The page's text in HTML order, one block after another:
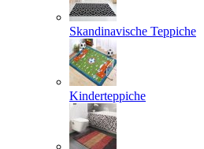
Skandinavische Teppiche
Kinderteppiche